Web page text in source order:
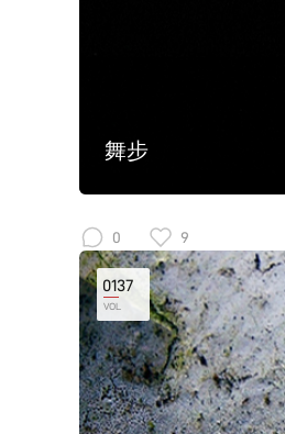
舞步
0 9
0137
VOL